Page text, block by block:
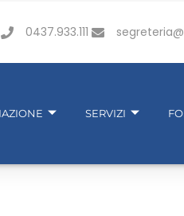
0437.933.111
SERVIZI